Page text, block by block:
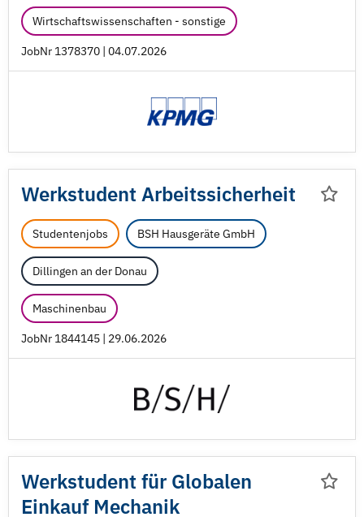
Wirtschaftswissenschaften - sonstige
JobNr 1378370 | 04.07.2026
Werkstudent Arbeitssicherheit
Studentenjobs BSH Hausgeräte GmbH
Dillingen an der Donau
Maschinenbau
JobNr 1844145 | 29.06.2026
Werkstudent für Globalen
Einkauf Mechanik